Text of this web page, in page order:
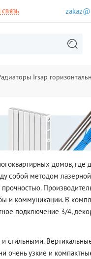
СВЯЗЬ
Irsap
домов, где
собой методом
и коммуникации. В
подключение 3/4,
стильными.
очень узкие и